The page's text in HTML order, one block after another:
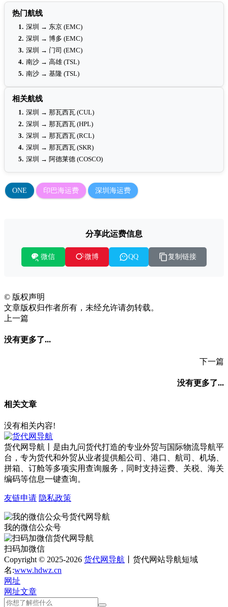
热门航线
1. 深圳 → 东京 (EMC)
2. 深圳 → 博多 (EMC)
3. 深圳 → 门司 (EMC)
4. 南沙 → 高雄 (TSL)
5. 南沙 → 基隆 (TSL)
相关航线
1. 深圳 → 那瓦西瓦 (CUL)
2. 深圳 → 那瓦西瓦 (HPL)
3. 深圳 → 那瓦西瓦 (RCL)
4. 深圳 → 那瓦西瓦 (SKR)
5. 深圳 → 阿德莱德 (COSCO)
ONE 印巴海运费 深圳海运费
分享此运费信息
微信 微博 QQ 复制链接
© 版权声明
文章版权归作者所有，未经允许请勿转载。
上一篇
没有更多了...
下一篇
没有更多了...
相关文章
没有相关内容!
货代网导航丨是由九问货代打造的专业外贸与国际物流导航平
台，专为货代和外贸从业者提供船公司、港口、航司、机场、
拼箱、订舱等多项实用查询服务，同时支持运费、关税、海关
编码等信息一键查询。
友链申请 隐私政策
我的微信公众号
扫码加微信
Copyright © 2025-2026 货代网导航 丨货代网站导航短域
名:www.hdwz.cn
网址
网址文章